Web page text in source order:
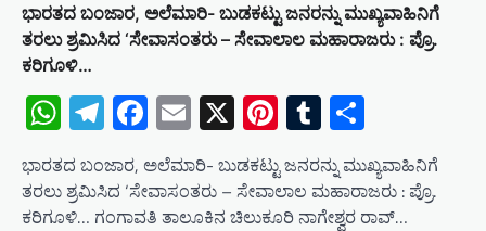
ಭಾರತದ ಬಂಜಾರ, ಅಲೆಮಾರಿ- ಬುಡಕಟ್ಟು ಜನರನ್ನು ಮುಖ್ಯವಾಹಿನಿಗೆ
ತರಲು ಶ್ರಮಿಸಿದ ‘ಸೇವಾಸಂತರು – ಸೇವಾಲಾಲ ಮಹಾರಾಜರು : ಪ್ರೊ.
ಕರಿಗೂಳಿ…
WhatsApp
Telegram
Facebook
Email
X Pinterest
Tumblr
ಭಾರತದ ಬಂಜಾರ, ಅಲೆಮಾರಿ- ಬುಡಕಟ್ಟು ಜನರನ್ನು ಮುಖ್ಯವಾಹಿನಿಗೆ
ತರಲು ಶ್ರಮಿಸಿದ ‘ಸೇವಾಸಂತರು – ಸೇವಾಲಾಲ ಮಹಾರಾಜರು : ಪ್ರೊ.
ಕರಿಗೂಳಿ… ಗಂಗಾವತಿ ತಾಲೂಕಿನ ಚಿಲುಕೂರಿ ನಾಗೇಶ್ವರ ರಾವ್…